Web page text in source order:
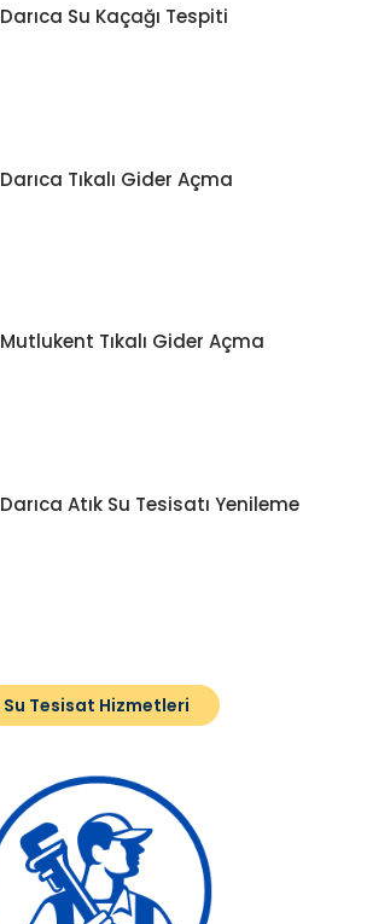
Darıca Su Kaçağı Tespiti
Darıca Tıkalı Gider Açma
Mutlukent Tıkalı Gider Açma
Darıca Atık Su Tesisatı Yenileme
Su Tesisat Hizmetleri